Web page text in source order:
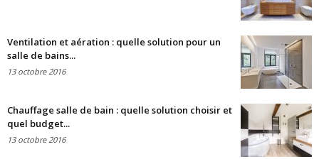
Ventilation et aération : quelle solution pour un
salle de bains...
13 octobre 2016
Chauffage salle de bain : quelle solution choisir et
quel budget...
13 octobre 2016